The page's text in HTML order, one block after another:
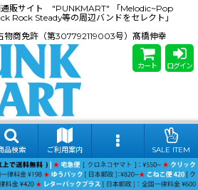
通販サイト "PUNKMART" 「Melodic~Pop
Rock Steady等の周辺バンドをセレクト」
物商免許（第307792119003号）髙橋伸幸
カート ログイン
品検索 ご利用案内 SALE ITEM